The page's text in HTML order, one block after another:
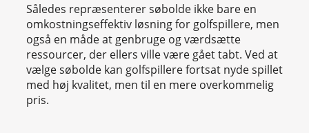
Således repræsenterer søbolde ikke bare en
omkostningseffektiv løsning for golfspillere, men
også en måde at genbruge og værdsætte
ressourcer, der ellers ville være gået tabt. Ved at
vælge søbolde kan golfspillere fortsat nyde spillet
med høj kvalitet, men til en mere overkommelig
pris.